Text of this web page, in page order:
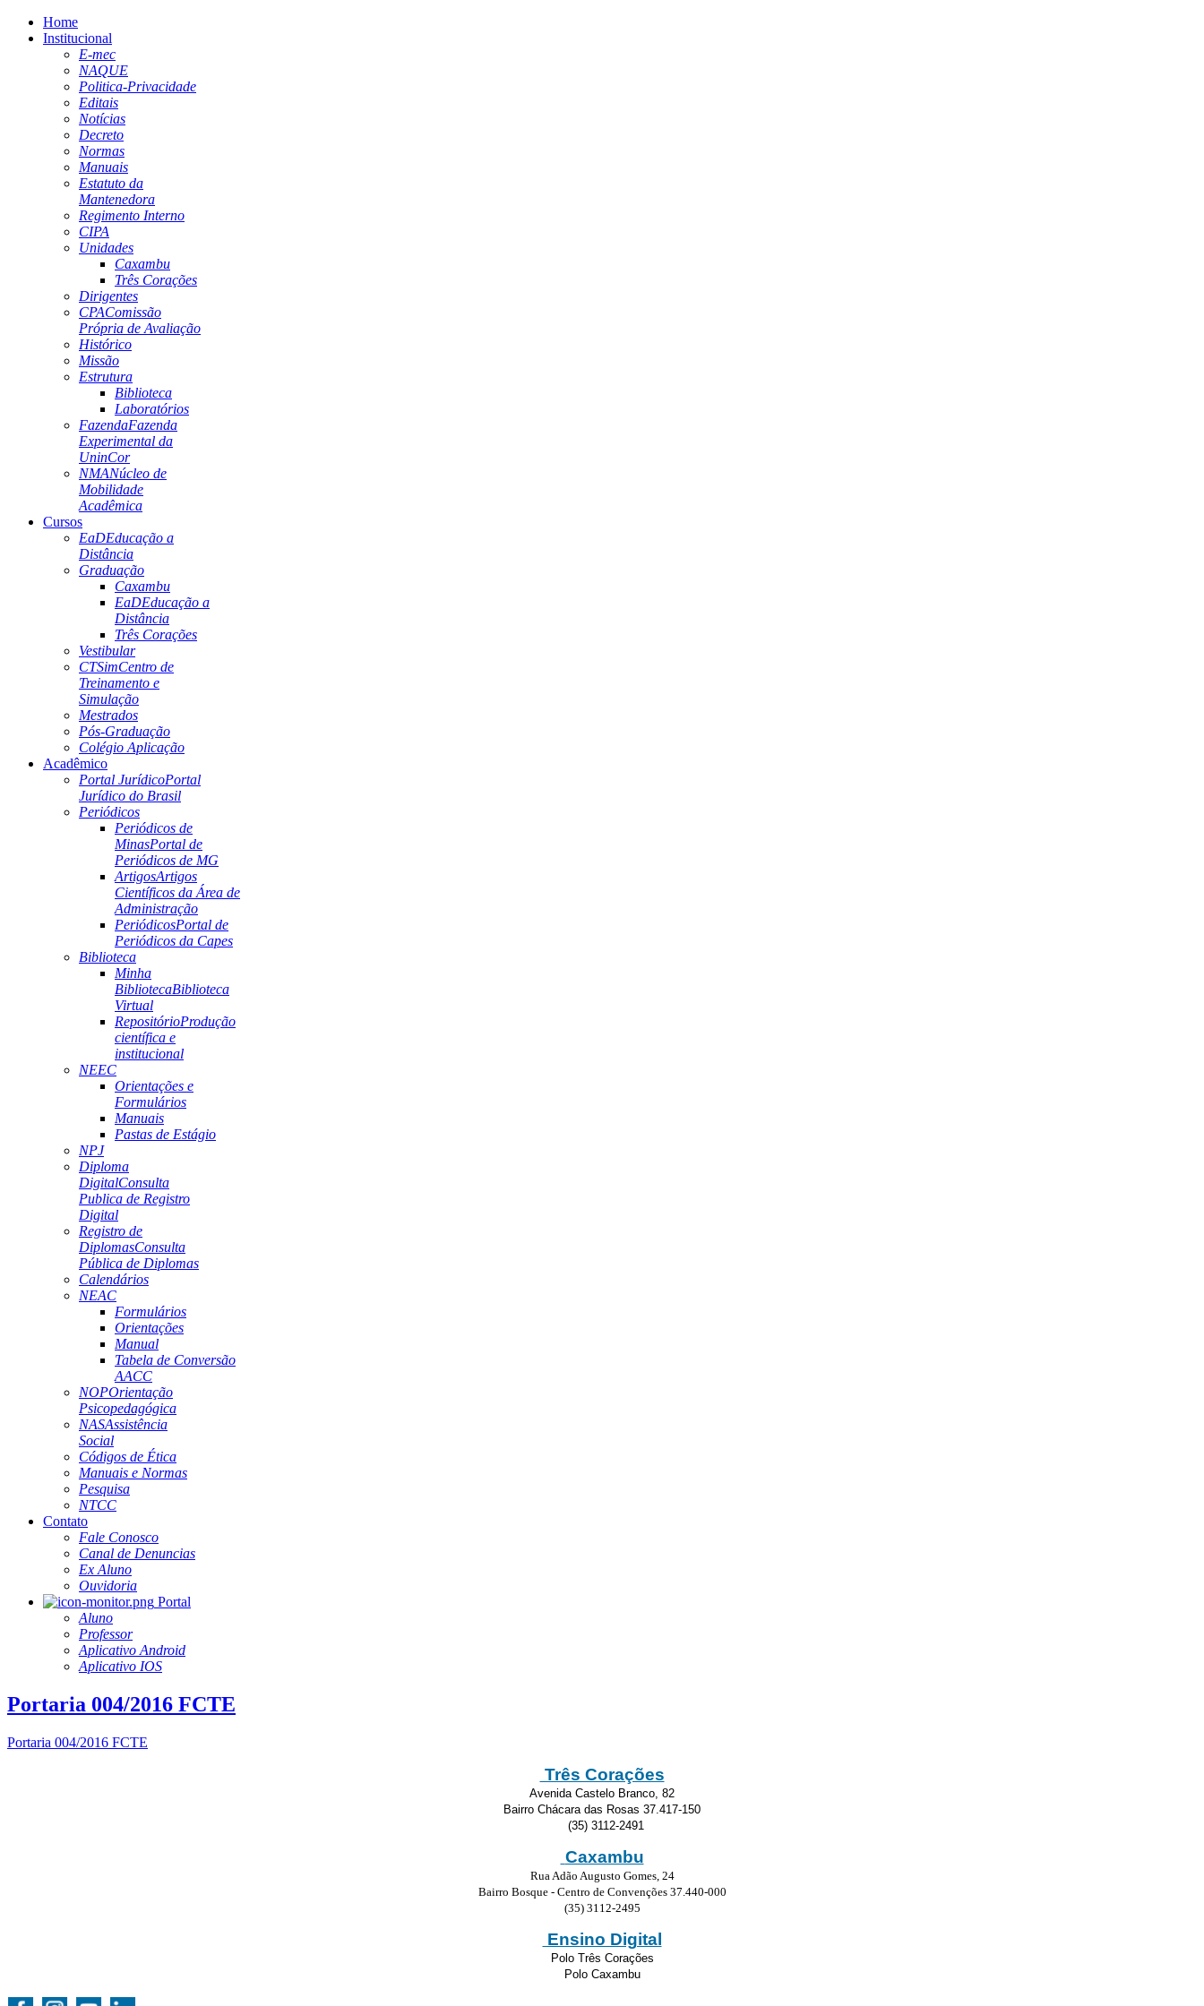
Home
Institucional
E-mec
NAQUE
Politica-Privacidade
Editais
Notícias
Decreto
Normas
Manuais
Estatuto da
Mantenedora
Regimento Interno
CIPA
Unidades
Caxambu
Três Corações
Dirigentes
CPAComissão
Própria de Avaliação
Histórico
Missão
Estrutura
Biblioteca
Laboratórios
FazendaFazenda
Experimental da
UninCor
NMANúcleo de
Mobilidade
Acadêmica
Cursos
EaDEducação a
Distância
Graduação
Caxambu
EaDEducação a
Distância
Três Corações
Vestibular
CTSimCentro de
Treinamento e
Simulação
Mestrados
Pós-Graduação
Colégio Aplicação
Acadêmico
Portal JurídicoPortal
Jurídico do Brasil
Periódicos
Periódicos de
MinasPortal de
Periódicos de MG
ArtigosArtigos
Científicos da Área de
Administração
PeriódicosPortal de
Periódicos da Capes
Biblioteca
Minha
BibliotecaBiblioteca
Virtual
RepositórioProdução
científica e
institucional
NEEC
Orientações e
Formulários
Manuais
Pastas de Estágio
NPJ
Diploma
DigitalConsulta
Publica de Registro
Digital
Registro de
DiplomasConsulta
Pública de Diplomas
Calendários
NEAC
Formulários
Orientações
Manual
Tabela de Conversão
AACC
NOPOrientação
Psicopedagógica
NASAssistência
Social
Códigos de Ética
Manuais e Normas
Pesquisa
NTCC
Contato
Fale Conosco
Canal de Denuncias
Ex Aluno
Ouvidoria
Portal
Aluno
Professor
Aplicativo Android
Aplicativo IOS
Portaria 004/2016 FCTE
Portaria 004/2016 FCTE
Três Corações
Avenida Castelo Branco, 82
Bairro Chácara das Rosas 37.417-150
(35) 3112-2491
Caxambu
Rua Adão Augusto Gomes, 24
Bairro Bosque - Centro de Convenções 37.440-000
(35) 3112-2495
Ensino Digital
Polo Três Corações
Polo Caxambu